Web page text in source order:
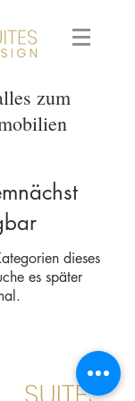
dieses
es später
zum